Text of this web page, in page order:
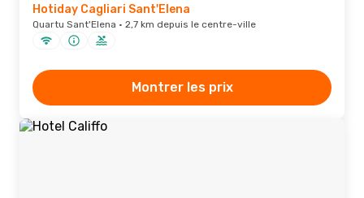
Hotiday Cagliari Sant'Elena
Quartu Sant'Elena · 2,7 km depuis le centre-ville
Montrer les prix